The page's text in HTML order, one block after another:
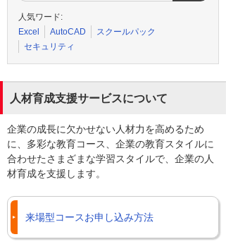
人気ワード:
Excel
AutoCAD
スクールパック
セキュリティ
人材育成支援サービスについて
企業の成長に欠かせない人材力を高めるため
に、多彩な教育コース、企業の教育スタイルに
合わせたさまざまな学習スタイルで、企業の人
材育成を支援します。
来場型コースお申し込み方法